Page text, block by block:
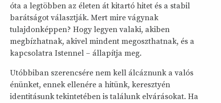
óta a legtöbben az életen át kitartó hitet és a stabil
barátságot választják. Mert mire vágynak
tulajdonképpen? Hogy legyen valaki, akiben
megbízhatnak, akivel mindent megoszthatnak, és a
kapcsolatra Istennel – állapítja meg.
Utóbbiban szerencsére nem kell álcáznunk a valós
énünket, ennek ellenére a hitünk, keresztyén
identitásunk tekintetében is találunk elvárásokat. Ha